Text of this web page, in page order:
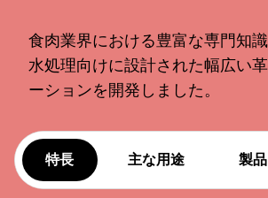
食肉業界における豊富な専門知
水処理向けに設計された幅広い
ーションを開発しました。
特長 主な用途 製